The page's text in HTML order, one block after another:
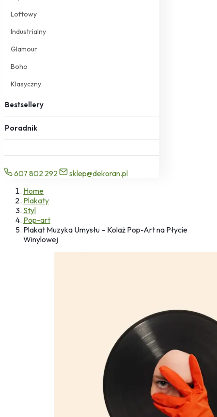
Loftowy
Industrialny
Glamour
Boho
Klasyczny
Bestsellery
Poradnik
607 802 292
sklep@dekoran.pl
Home
Plakaty
Styl
Pop-art
Plakat Muzyka Umysłu – Kolaż Pop-Art na Płycie
Winylowej